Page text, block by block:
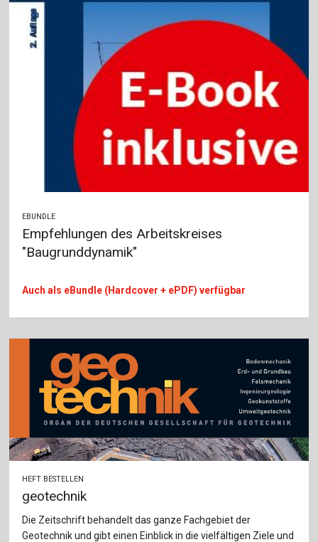
EBUNDLE
Empfehlungen des Arbeitskreises
"Baugrunddynamik"
Auch als eBundle (Hardcover + ePDF) verfügbar
HEFT BESTELLEN
geotechnik
Die Zeitschrift behandelt das ganze Fachgebiet der
Geotechnik und gibt einen Einblick in die vielfältigen Ziele und